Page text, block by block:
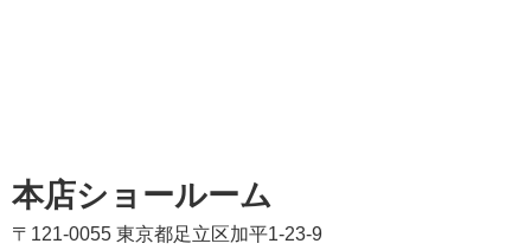
本店ショールーム
〒121-0055 東京都足立区加平1-23-9